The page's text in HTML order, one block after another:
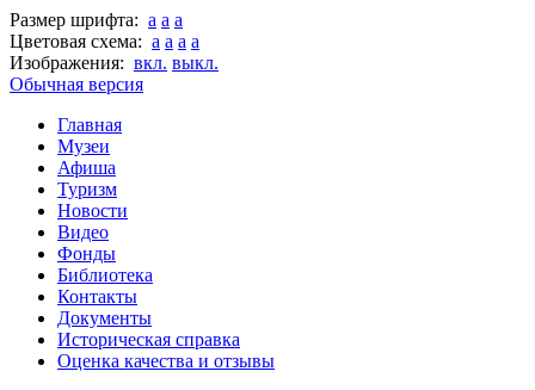
Размер шрифта: a a a
Цветовая схема: a a a a
Изображения: вкл. выкл.
Обычная версия
Главная
Музеи
Афиша
Туризм
Новости
Видео
Фонды
Библиотека
Контакты
Документы
Историческая справка
Оценка качества и отзывы